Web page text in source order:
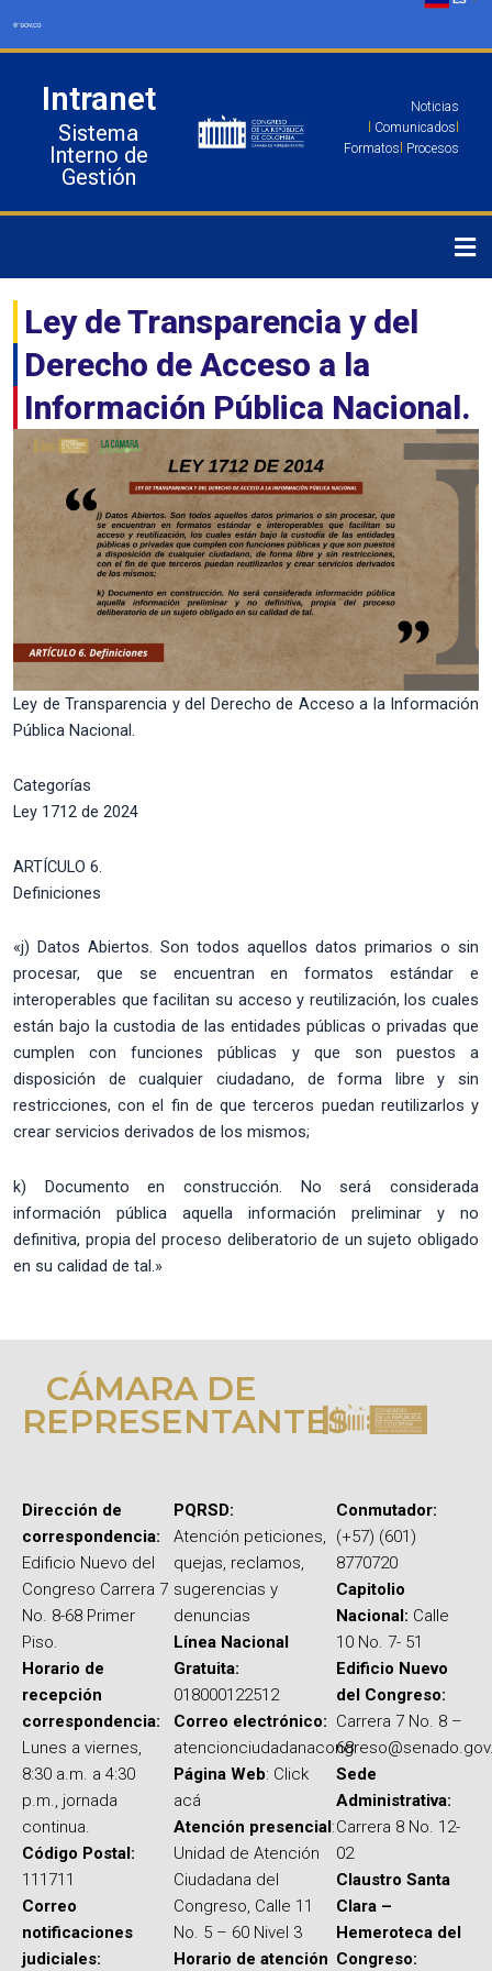
Intranet
Sistema
Interno de
Gestión
Noticias
Comunicados
Formatos Procesos
Ley de Transparencia y del
Derecho de Acceso a la
Información Pública Nacional.
Ley de Transparencia y del Derecho de Acceso a la Información
Pública Nacional.
Categorías
Ley 1712 de 2024
ARTÍCULO 6.
Definiciones
«j) Datos Abiertos. Son todos aquellos datos primarios o sin
procesar, que se encuentran en formatos estándar e
interoperables que facilitan su acceso y reutilización, los cuales
están bajo la custodia de las entidades públicas o privadas que
cumplen con funciones públicas y que son puestos a
disposición de cualquier ciudadano, de forma libre y sin
restricciones, con el fin de que terceros puedan reutilizarlos y
crear servicios derivados de los mismos;
k) Documento en construcción. No será considerada
información pública aquella información preliminar y no
definitiva, propia del proceso deliberatorio de un sujeto obligado
en su calidad de tal.»
CÁMARA DE
REPRESENTANTES
Dirección de
correspondencia:
Edificio Nuevo del
Congreso Carrera 7
No. 8-68 Primer
Piso.
Horario de
recepción
correspondencia:
Lunes a viernes,
8:30 a.m. a 4:30
p.m., jornada
continua.
Código Postal:
111711
Correo
notificaciones
judiciales:
PQRSD:
Atención peticiones,
quejas, reclamos,
sugerencias y
denuncias
Línea Nacional
Gratuita:
018000122512
Correo electrónico:
Página Web: Click
acá
Atención presencial:
Unidad de Atención
Ciudadana del
Congreso, Calle 11
No. 5 – 60 Nivel 3
Horario de atención
Conmutador:
(+57) (601)
8770720
Capitolio
Nacional: Calle
10 No. 7- 51
Edificio Nuevo
del Congreso:
Carrera 7 No. 8 –
68
Sede
Administrativa:
Carrera 8 No. 12-
02
Claustro Santa
Clara –
Hemeroteca del
Congreso: